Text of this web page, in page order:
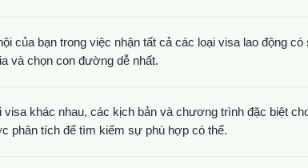
của bạn trong việc nhận tất cả các loại visa lao động có
và chọn con đường dễ nhất.
visa khác nhau, các kịch bản và chương trình đặc biệt
phân tích để tìm kiếm sự phù hợp có thể.